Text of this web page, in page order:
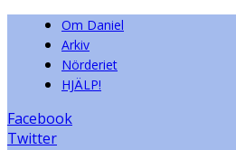
Om Daniel
Arkiv
Nörderiet
HJÄLP!
Facebook
Twitter